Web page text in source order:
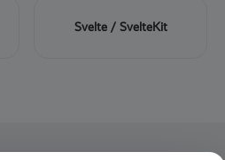
Svelte / SvelteKit